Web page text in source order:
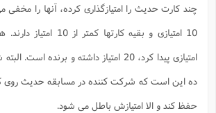
امتيازى پيدا كرد، 20 امتياز داشته و برنده
ده اين است كه شركت كننده در مسابقه حديث روى
حفظ كند و الا امتيازش باطل مى شود.